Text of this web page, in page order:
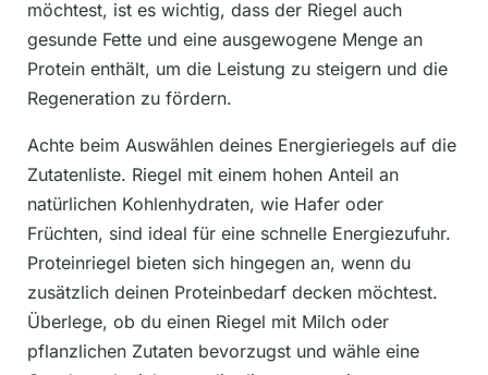
möchtest, ist es wichtig, dass der Riegel auch
gesunde Fette und eine ausgewogene Menge an
Protein enthält, um die Leistung zu steigern und die
Regeneration zu fördern.
Achte beim Auswählen deines Energieriegels auf die
Zutatenliste. Riegel mit einem hohen Anteil an
natürlichen Kohlenhydraten, wie Hafer oder
Früchten, sind ideal für eine schnelle Energiezufuhr.
Proteinriegel bieten sich hingegen an, wenn du
zusätzlich deinen Proteinbedarf decken möchtest.
Überlege, ob du einen Riegel mit Milch oder
pflanzlichen Zutaten bevorzugst und wähle eine